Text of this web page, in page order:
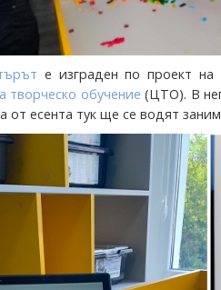
е изграден по проект на
творческо обучение (ЦТО). В
от есента тук ще се водят